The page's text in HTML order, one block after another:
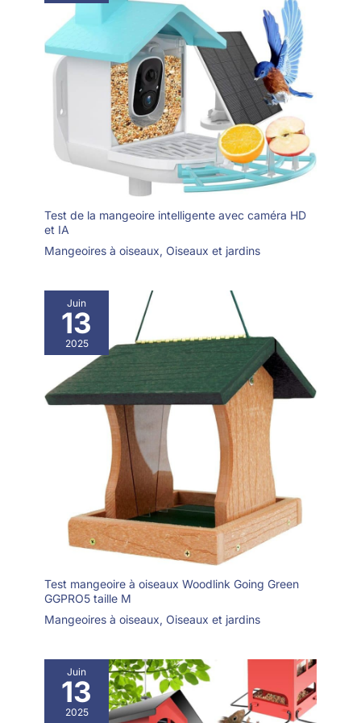
ou d'autres mangeoires pour augmenter les visites et favoriser
la biodiversité locale. ● SOLUTION DÉCORATIVE ET
FONCTIONNELLE pour la décoration jardin extérieur oiseaux.
L'esthétique naturelle du bambou et du coton s'harmonise avec
les styles rustiques, nordiques et minimalistes. Adapté comme
mangeoire pour petits oiseaux en fenêtre, balcon ou terrasse.
Utilisez-le comme mangeoire suspendue pour oiseaux et
abreuvoir en plaçant l'eau en haut et les graines en bas.
Nettoyage facile en retirant chaque plateau pour le laver. Crée
une station d'alimentation belle, sûre et durable.
Test de la mangeoire intelligente avec caméra HD
et IA
Mangeoires à oiseaux, Oiseaux et jardins
Juin
13
2025
Test mangeoire à oiseaux Woodlink Going Green
GGPRO5 taille M
Mangeoires à oiseaux, Oiseaux et jardins
Juin
13
2025